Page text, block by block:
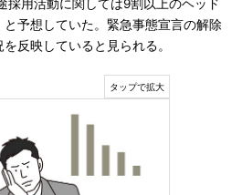
用活動に関しては9割以上のヘッド
予想していた。緊急事態宣言の解除
反映していると見られる。